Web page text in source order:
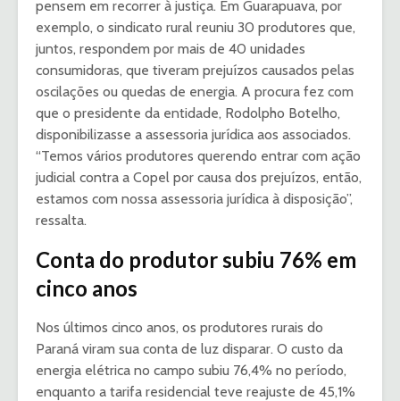
pensem em recorrer à justiça. Em Guarapuava, por
exemplo, o sindicato rural reuniu 30 produtores que,
juntos, respondem por mais de 40 unidades
consumidoras, que tiveram prejuízos causados pelas
oscilações ou quedas de energia. A procura fez com
que o presidente da entidade, Rodolpho Botelho,
disponibilizasse a assessoria jurídica aos associados.
“Temos vários produtores querendo entrar com ação
judicial contra a Copel por causa dos prejuízos, então,
estamos com nossa assessoria jurídica à disposição”,
ressalta.
Conta do produtor subiu 76% em
cinco anos
Nos últimos cinco anos, os produtores rurais do
Paraná viram sua conta de luz disparar. O custo da
energia elétrica no campo subiu 76,4% no período,
enquanto a tarifa residencial teve reajuste de 45,1%